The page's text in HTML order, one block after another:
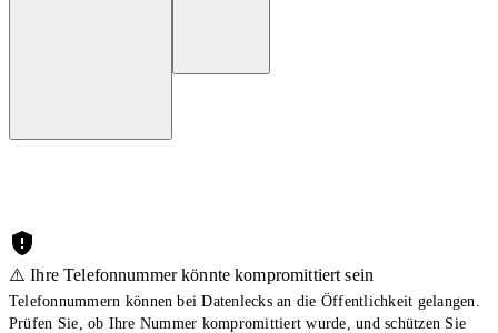
⚠️ Ihre Telefonnummer könnte kompromittiert sein
Telefonnummern können bei Datenlecks an die Öffentlichkeit gelangen.
Prüfen Sie, ob Ihre Nummer kompromittiert wurde, und schützen Sie